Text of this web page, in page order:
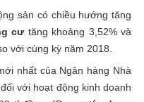
sản có chiều hướng tăng
cưtăng khoảng 3,52% và
với cùng kỳ năm 2018.
nhất của Ngân hàng Nhà
với hoạt động kinh doanh